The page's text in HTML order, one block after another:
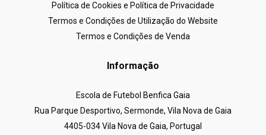
Política de Cookies e Política de Privacidade
Termos e Condições de Utilização do Website
Termos e Condições de Venda
Informação
Escola de Futebol Benfica Gaia
Rua Parque Desportivo, Sermonde, Vila Nova de Gaia
4405-034 Vila Nova de Gaia, Portugal